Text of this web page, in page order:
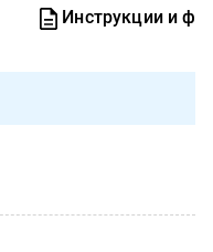
Инструкции и